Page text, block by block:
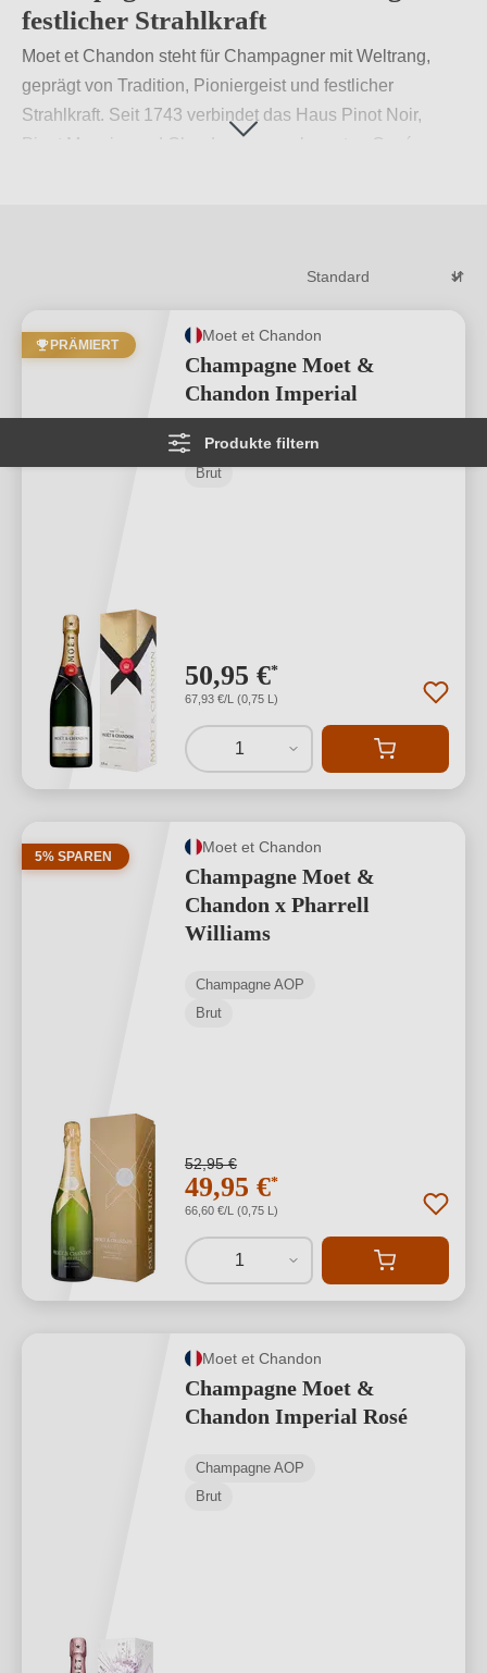
festlicher Strahlkraft
Moet et Chandon steht für Champagner mit Weltrang,
geprägt von Tradition, Pioniergeist und festlicher
Strahlkraft. Seit 1743 verbindet das Haus Pinot Noir,
Pinot Meunier und Chardonnay zu eleganten Cuvées.
Produkte filtern
PRÄMIERT
Moet et Chandon
Champagne Moet &
Chandon Imperial
Champagne AOP
Brut
50,95 €*
67,93 €/L (0,75 L)
1
5% SPAREN
Moet et Chandon
Champagne Moet &
Chandon x Pharrell
Williams
Champagne AOP
Brut
52,95 €
49,95 €*
66,60 €/L (0,75 L)
1
Moet et Chandon
Champagne Moet &
Chandon Imperial Rosé
Champagne AOP
Brut